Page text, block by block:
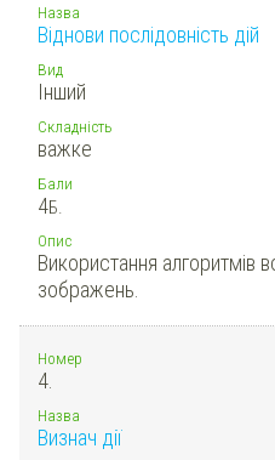
Назва
Віднови послідовність дій
Вид
Інший
Складність
важке
Бали
4Б.
Опис
Використання алгоритмів
зображень.
Номер
4.
Назва
Визнач дії